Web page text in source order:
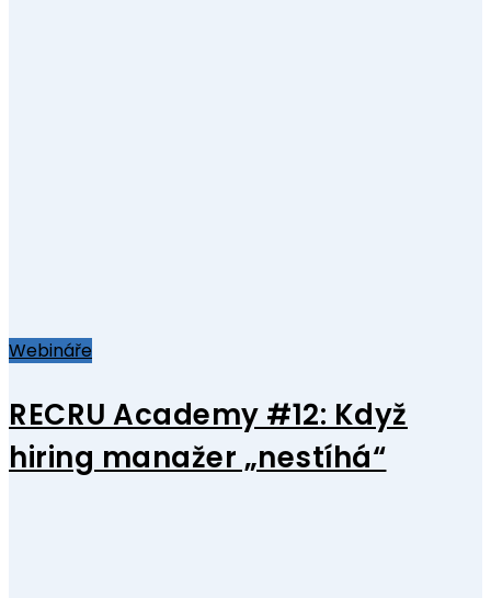
Webináře
RECRU Academy #12: Když
hiring manažer „nestíhá“